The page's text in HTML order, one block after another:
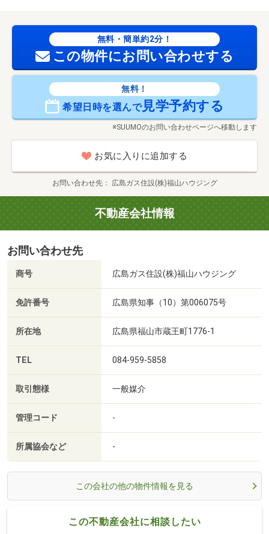
無料・簡単約2分！
この物件にお問い合わせする
無料！
希望日時を選んで見学予約する
※SUUMOのお問い合わせページへ移動します
お気に入りに追加する
お問い合わせ先 広島ガス住設(株)福山ハウジング
不動産会社情報
お問い合わせ先
商号 広島ガス住設(株)福山ハウジング
免許番号 広島県知事（10）第006075号
所在地 広島県福山市蔵王町1776-1
TEL 084-959-5858
取引態様 一般媒介
管理コード -
所属協会など -
この会社の他の物件情報を見る
この不動産会社に相談したい